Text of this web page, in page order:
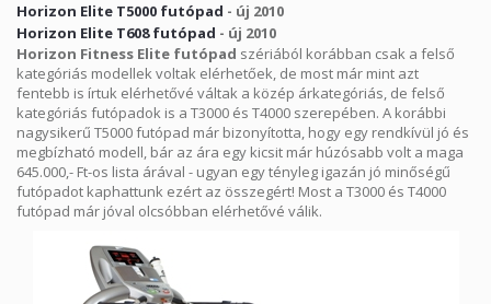
Horizon Elite T5000 futópad - új 2010
Horizon Elite T608 futópad - új 2010
Horizon Fitness Elite futópad szériából korábban csak a felső
kategóriás modellek voltak elérhetőek, de most már mint azt
fentebb is írtuk elérhetővé váltak a közép árkategóriás, de felső
kategóriás futópadok is a T3000 és T4000 szerepében. A korábbi
nagysikerű T5000 futópad már bizonyította, hogy egy rendkívül jó és
megbízható modell, bár az ára egy kicsit már húzósabb volt a maga
645.000,- Ft-os lista árával - ugyan egy tényleg igazán jó minőségű
futópadot kaphattunk ezért az összegért! Most a T3000 és T4000
futópad már jóval olcsóbban elérhetővé válik.